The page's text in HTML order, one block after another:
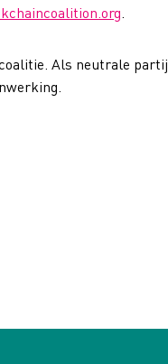
Als neutrale partij